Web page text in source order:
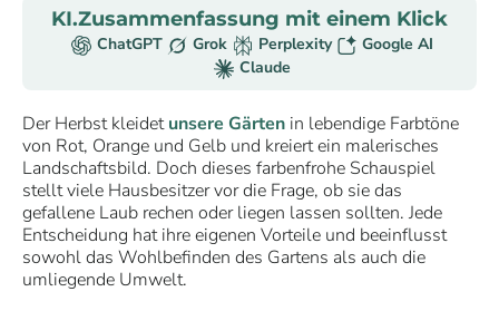
KI.Zusammenfassung mit einem Klick
ChatGPT Grok Perplexity
Google AI
Claude
Der Herbst kleidetunsere Gärten in lebendige Farbtöne
von Rot, Orange und Gelb und kreiert ein malerisches
Landschaftsbild. Doch dieses farbenfrohe Schauspiel
stellt viele Hausbesitzer vor die Frage, ob sie das
gefallene Laub rechen oder liegen lassen sollten. Jede
Entscheidung hat ihre eigenen Vorteile und beeinflusst
sowohl das Wohlbefinden des Gartens als auch die
umliegende Umwelt.